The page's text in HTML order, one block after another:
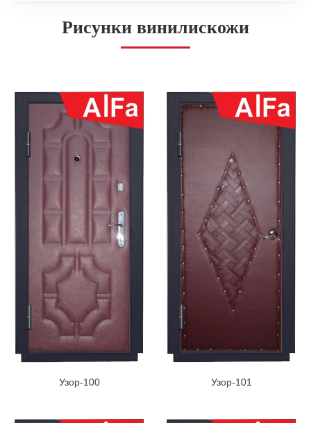
Рисунки винилискожи
Узор-100 Узор-101